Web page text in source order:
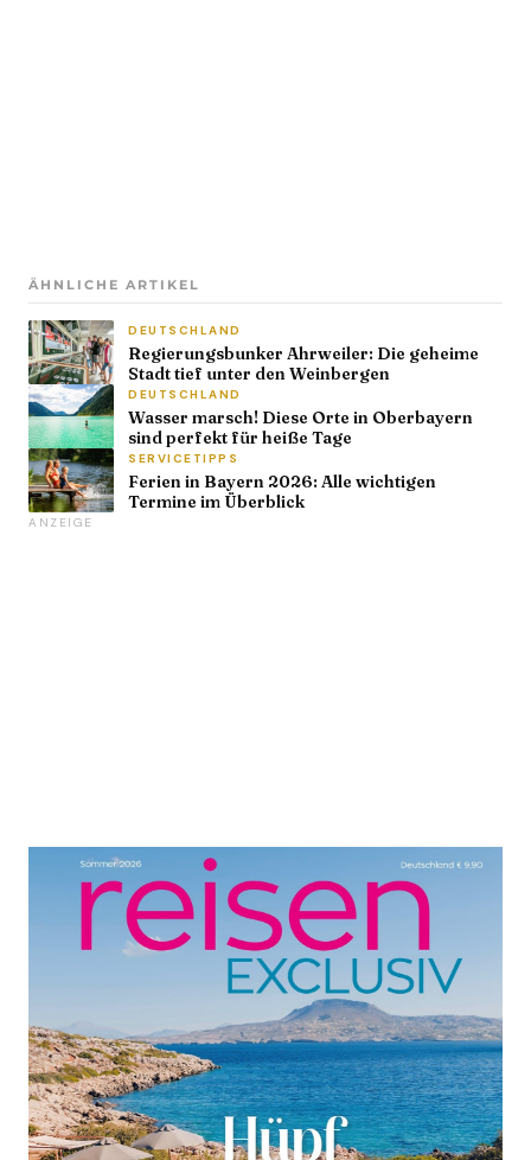
ÄHNLICHE ARTIKEL
DEUTSCHLAND
Regierungsbunker Ahrweiler: Die geheime
Stadt tief unter den Weinbergen
DEUTSCHLAND
Wasser marsch! Diese Orte in Oberbayern
sind perfekt für heiße Tage
SERVICETIPPS
Ferien in Bayern 2026: Alle wichtigen
Termine im Überblick
ANZEIGE